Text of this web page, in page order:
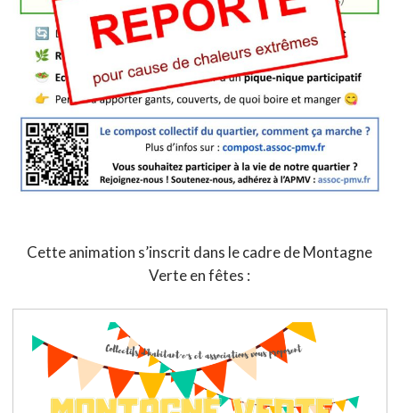
Cette animation s’inscrit dans le cadre de Montagne
Verte en fêtes :